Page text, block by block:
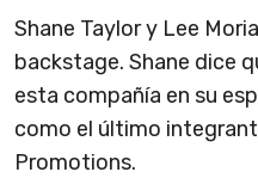
Shane Taylor y Lee
backstage. Shane dice
esta compañía en su
como el último
Promotions.